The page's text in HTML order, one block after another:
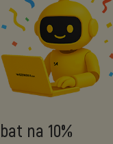
na 10%